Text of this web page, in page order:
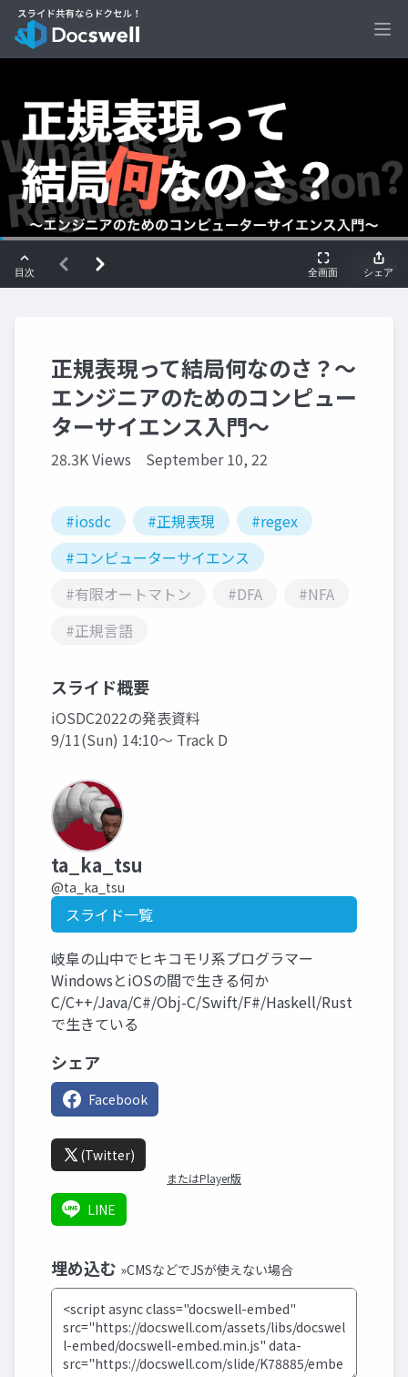
正規表現って結局何なのさ？〜
エンジニアのためのコンピュー
ターサイエンス入門〜
28.3K Views September 10, 22
#iosdc #正規表現
#regex
#コンピューターサイエンス
#有限オートマトン
#DFA
#NFA
#正規言語
スライド概要
iOSDC2022の発表資料
9/11(Sun) 14:10〜 Track D
ta_ka_tsu
@ta_ka_tsu
スライド一覧
岐阜の山中でヒキコモリ系プログラマー
WindowsとiOSの間で生きる何か
C/C++/Java/C#/Obj-C/Swift/F#/Haskell/Rust
で生きている
シェア
Facebook
(Twitter)
またはPlayer版
LINE
埋め込む »CMSなどでJSが使えない場合